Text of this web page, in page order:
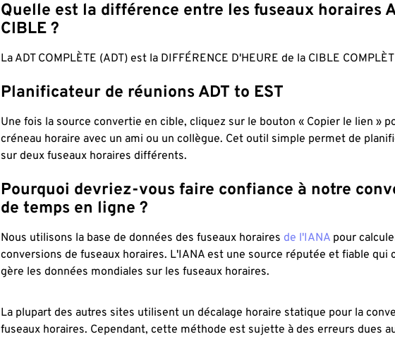
Quelle est la différence entre les fuseaux horaires
CIBLE ?
La ADT COMPLÈTE (ADT) est la DIFFÉRENCE D'HEURE de la CIBLE
Planificateur de réunions ADT to EST
Une fois la source convertie en cible, cliquez sur le bouton « Copier le lien »
créneau horaire avec un ami ou un collègue. Cet outil simple permet de
sur deux fuseaux horaires différents.
Pourquoi devriez-vous faire confiance à notre
de temps en ligne ?
Nous utilisons la base de données des fuseaux horaires de l'IANA pour
conversions de fuseaux horaires. L'IANA est une source réputée et fiable qui
gère les données mondiales sur les fuseaux horaires.
La plupart des autres sites utilisent un décalage horaire statique pour la
fuseaux horaires. Cependant, cette méthode est sujette à des erreurs dues